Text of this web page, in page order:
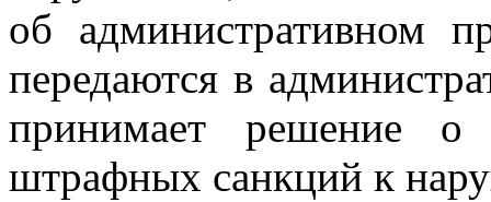
об административном
передаются в
принимает решение
штрафных санкций к